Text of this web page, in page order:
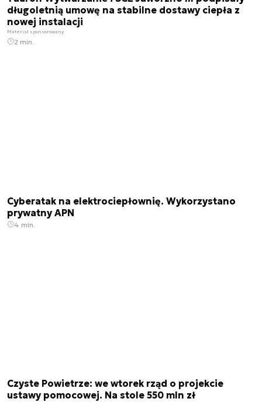
długoletnią umowę na stabilne dostawy ciepła z
nowej instalacji
Materiał sponsorowany
2 min.
Cyberatak na elektrociepłownię. Wykorzystano
prywatny APN
4 min.
Czyste Powietrze: we wtorek rząd o projekcie
ustawy pomocowej. Na stole 550 mln zł